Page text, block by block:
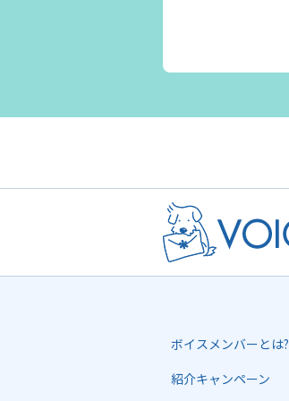
ボイスメンバーとは?
紹介キャンペーン